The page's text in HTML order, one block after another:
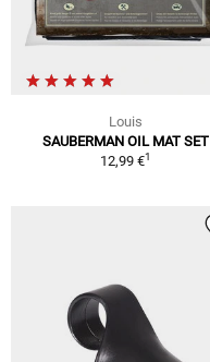
Louis
SAUBERMAN OIL MAT SET
12,99 €1